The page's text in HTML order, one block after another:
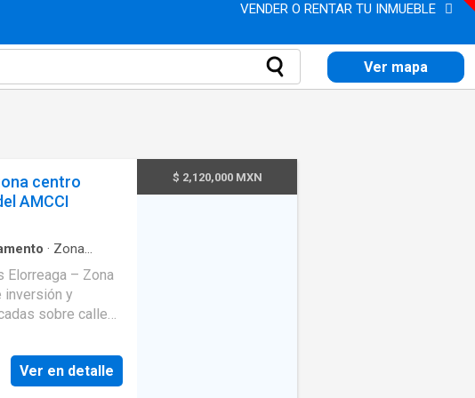
VENDER O RENTAR TU INMUEBLE
Ver mapa
centro
AMCCI
· Zona
Elorreaga – Zona
inversión y
sobre calle
se
mejor
con fácil
Ver en detalle
$ 2,120,000 MXN